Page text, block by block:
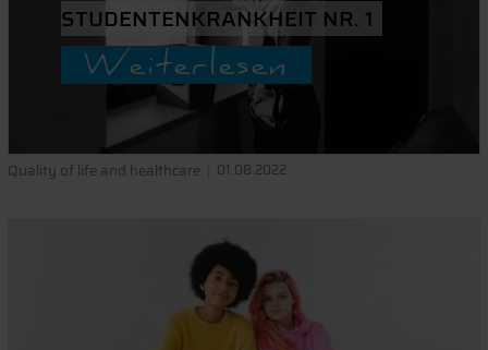
STUDENTENKRANKHEIT NR. 1
Weiterlesen
Quality of life and healthcare 01.08.2022